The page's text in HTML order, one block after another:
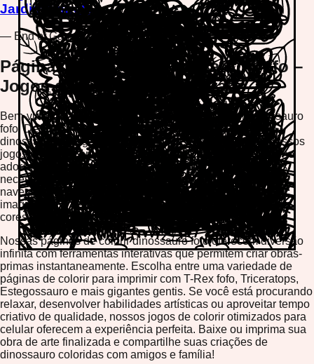
Jardim Estrela
— End of Games —
Páginas de Colorir Dinossauro Fofo –
Jogos de Colorir Online Grátis
Bem-vindo à nossa coleção de páginas de colorir dinossauro
fofo! Descubra uma aventura pré-histórica repleta de
dinossauros amigáveis esperando seu toque criativo. Nossos
jogos de colorir online grátis apresentam personagens dino
adoráveis perfeitos para todas as idades. Sem downloads
necessários – simplesmente jogue diretamente no seu
navegador em desktop, celular ou tablet. Libere sua
imaginação e dê vida a esses dinossauros adoráveis com
cores vibrantes e designs criativos.
Nossas páginas de colorir dinossauro fofo oferecem diversão
infinita com ferramentas interativas que permitem criar obras-
primas instantaneamente. Escolha entre uma variedade de
páginas de colorir para imprimir com T-Rex fofo, Triceratops,
Estegossauro e mais gigantes gentis. Se você está procurando
relaxar, desenvolver habilidades artísticas ou aproveitar tempo
criativo de qualidade, nossos jogos de colorir otimizados para
celular oferecem a experiência perfeita. Baixe ou imprima sua
obra de arte finalizada e compartilhe suas criações de
dinossauro coloridas com amigos e família!